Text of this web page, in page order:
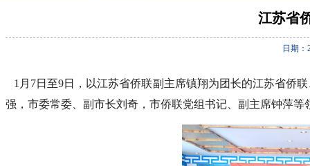
江苏省
日期
1月7日至9日，以江苏省侨联副主席镇翔为团长的江苏省侨
强，市委常委、副市长刘奇，市侨联党组书记、副主席钟萍等